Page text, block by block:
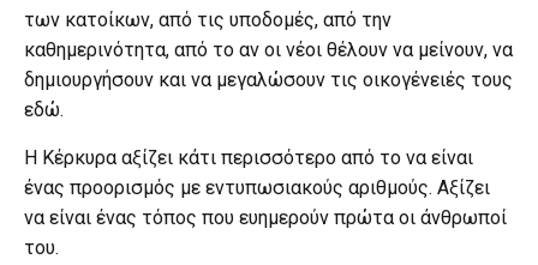
των κατοίκων, από τις υποδομές, από την
καθημερινότητα, από το αν οι νέοι θέλουν να μείνουν, να
δημιουργήσουν και να μεγαλώσουν τις οικογένειές τους
εδώ.
Η Κέρκυρα αξίζει κάτι περισσότερο από το να είναι
ένας προορισμός με εντυπωσιακούς αριθμούς. Αξίζει
να είναι ένας τόπος που ευημερούν πρώτα οι άνθρωποί
του.